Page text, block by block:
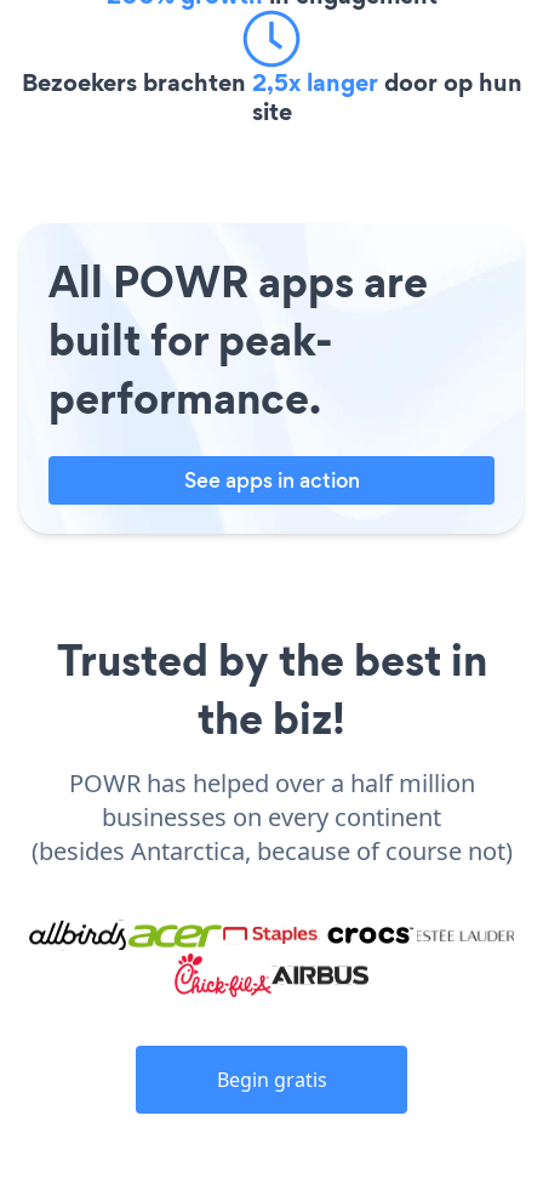
Bezoekers brachten 2,5x langerdoor op hun
site
All POWR apps are
built for peak-
performance.
See apps in action
Trusted by the best in
the biz!
POWR has helped over a half million
businesses on every continent
(besides Antarctica, because of course not)
Begin gratis